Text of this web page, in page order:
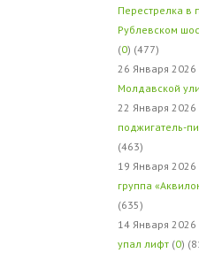
Перестрелка в
Рублевском
(0) (477)
26 Января 2026
Молдавской
22 Января 2026
поджигатель-
(463)
19 Января 2026
группа
(635)
14 Января 2026
упал лифт (0)